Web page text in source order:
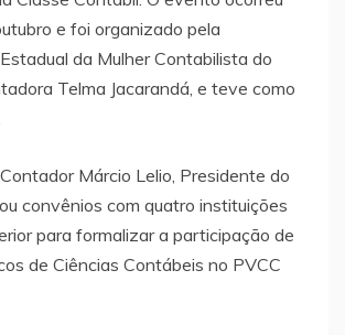
e foi organizado pela
da Mulher Contabilista do
Telma Jacarandá, e teve como
Márcio Lelio, Presidente do
convênios com quatro instituições
para formalizar a participação de
de Ciências Contábeis no PVCC